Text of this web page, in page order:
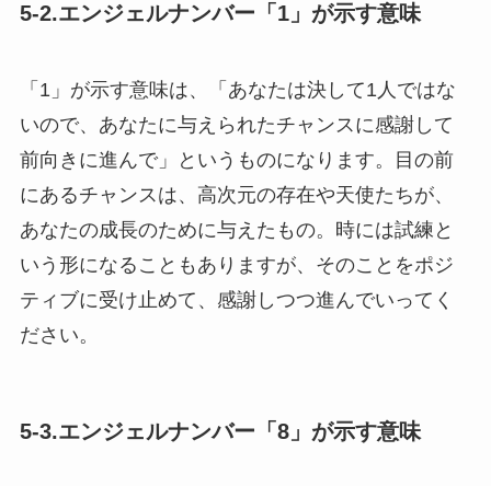
5-2.エンジェルナンバー「1」が示す意味
「1」が示す意味は、「あなたは決して1人ではな
いので、あなたに与えられたチャンスに感謝して
前向きに進んで」というものになります。目の前
にあるチャンスは、高次元の存在や天使たちが、
あなたの成長のために与えたもの。時には試練と
いう形になることもありますが、そのことをポジ
ティブに受け止めて、感謝しつつ進んでいってく
ださい。
5-3.エンジェルナンバー「8」が示す意味